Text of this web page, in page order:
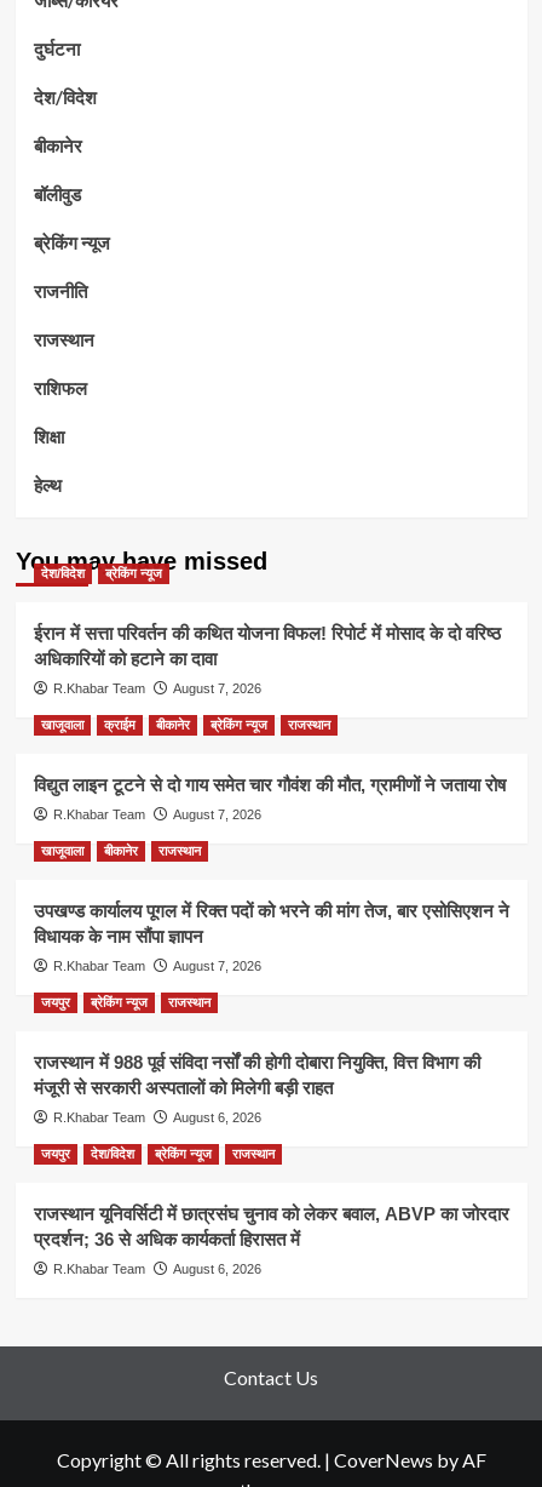
दुर्घटना
देश/विदेश
बीकानेर
बॉलीवुड
ब्रेकिंग न्यूज
राजनीति
राजस्थान
राशिफल
शिक्षा
हेल्थ
You may have missed
देश/विदेश ब्रेकिंग न्यूज
ईरान में सत्ता परिवर्तन की कथित योजना विफल! रिपोर्ट में मोसाद के दो वरिष्ठ
अधिकारियों को हटाने का दावा
R.Khabar Team August 7, 2026
खाजूवाला क्राईम बीकानेर ब्रेकिंग न्यूज राजस्थान
विद्युत लाइन टूटने से दो गाय समेत चार गौवंश की मौत, ग्रामीणों ने जताया रोष
R.Khabar Team August 7, 2026
खाजूवाला बीकानेर राजस्थान
उपखण्ड कार्यालय पूगल में रिक्त पदों को भरने की मांग तेज, बार एसोसिएशन ने
विधायक के नाम सौंपा ज्ञापन
R.Khabar Team August 7, 2026
जयपुर ब्रेकिंग न्यूज राजस्थान
राजस्थान में 988 पूर्व संविदा नर्सों की होगी दोबारा नियुक्ति, वित्त विभाग की
मंजूरी से सरकारी अस्पतालों को मिलेगी बड़ी राहत
R.Khabar Team August 6, 2026
जयपुर देश/विदेश ब्रेकिंग न्यूज राजस्थान
राजस्थान यूनिवर्सिटी में छात्रसंघ चुनाव को लेकर बवाल, ABVP का जोरदार
प्रदर्शन; 36 से अधिक कार्यकर्ता हिरासत में
R.Khabar Team August 6, 2026
Contact Us
Copyright © All rights reserved. | CoverNews by AF